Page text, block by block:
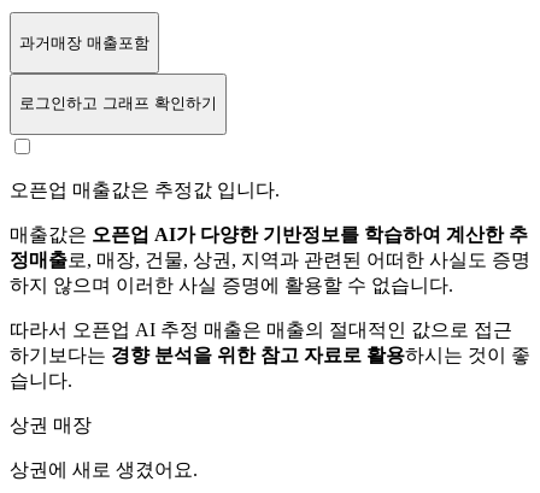
과거매장 매출포함
로그인하고 그래프 확인하기
오픈업 매출값은 추정값 입니다.
매출값은 오픈업 AI가 다양한 기반정보를 학습하여 계산한 추
정매출로, 매장, 건물, 상권, 지역과 관련된 어떠한 사실도 증명
하지 않으며 이러한 사실 증명에 활용할 수 없습니다.
따라서 오픈업 AI 추정 매출은 매출의 절대적인 값으로 접근
하기보다는 경향 분석을 위한 참고 자료로 활용하시는 것이 좋
습니다.
상권 매장
상권에 새로 생겼어요.